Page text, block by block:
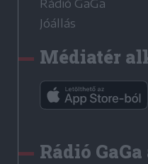
Rádió GaGa
Jóállás
Médiatér
Rádió